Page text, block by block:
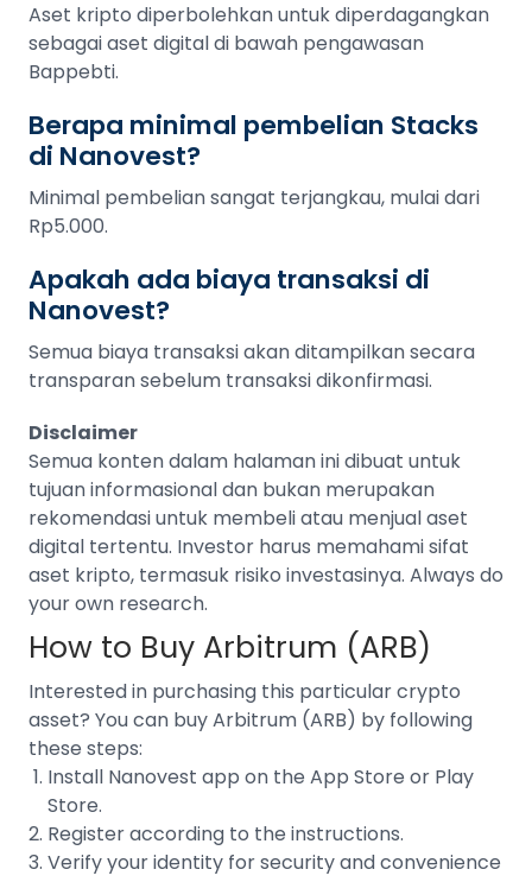
Aset kripto diperbolehkan untuk diperdagangkan
sebagai aset digital di bawah pengawasan
Bappebti.
Berapa minimal pembelian Stacks
di Nanovest?
Minimal pembelian sangat terjangkau, mulai dari
Rp5.000.
Apakah ada biaya transaksi di
Nanovest?
Semua biaya transaksi akan ditampilkan secara
transparan sebelum transaksi dikonfirmasi.
Disclaimer
Semua konten dalam halaman ini dibuat untuk
tujuan informasional dan bukan merupakan
rekomendasi untuk membeli atau menjual aset
digital tertentu. Investor harus memahami sifat
aset kripto, termasuk risiko investasinya. Always do
your own research.
How to Buy Arbitrum (ARB)
Interested in purchasing this particular crypto
asset? You can buy Arbitrum (ARB) by following
these steps:
Install Nanovest app on the App Store or Play
Store.
Register according to the instructions.
Verify your identity for security and convenience